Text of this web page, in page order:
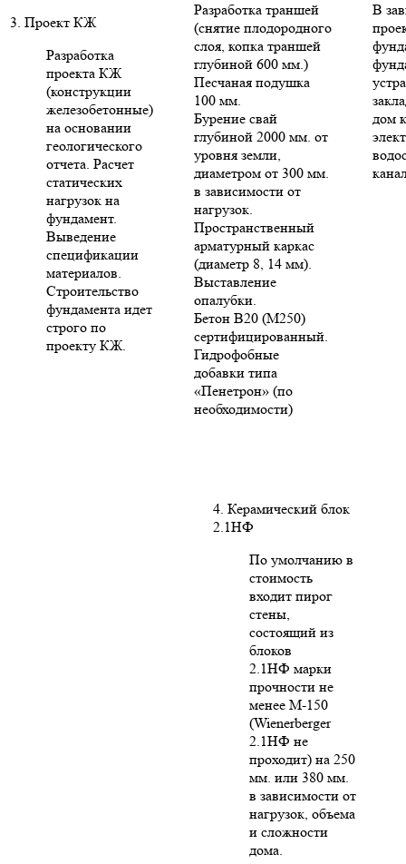
3. Проект КЖ
Разработка
проекта КЖ
(конструкции
железобетонные)
на основании
геологического
отчета. Расчет
статических
нагрузок на
фундамент.
Выведение
спецификации
материалов.
Строительство
фундамента идет
строго по
проекту КЖ.
Разработка траншей
(снятие плодородного
слоя, копка траншей
глубиной 600 мм.)
Песчаная подушка
100 мм.
Бурение свай
глубиной 2000 мм. от
уровня земли,
диаметром от 300 мм.
в зависимости от
нагрузок.
Пространственный
арматурный каркас
(диаметр 8, 14 мм).
Выставление
опалубки.
Бетон В20 (М250)
сертифицированный.
Гидрофобные
добавки типа
«Пенетрон» (по
необходимости)
В
дом
4. Керамический блок
2.1НФ
По умолчанию в
стоимость
входит пирог
стены,
состоящий из
блоков
2.1НФ марки
прочности не
менее М-150
(Wienerberger
2.1НФ не
проходит) на 250
мм. или 380 мм.
в зависимости от
нагрузок, объема
и сложности
дома.